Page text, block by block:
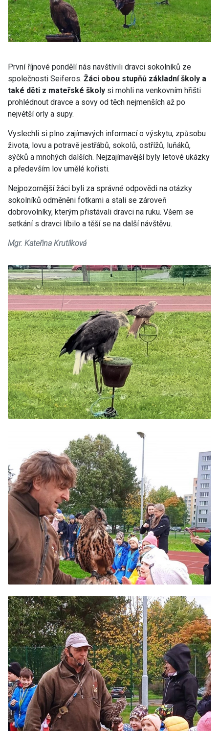
První říjnové pondělí nás navštívili dravci sokolníků ze
společnosti Seiferos. Žáci obou stupňů základní školy a
také děti z mateřské školy si mohli na venkovním hřišti
prohlédnout dravce a sovy od těch nejmenších až po
největší orly a supy.
Vyslechli si plno zajímavých informací o výskytu, způsobu
života, lovu a potravě jestřábů, sokolů, ostřížů, luňáků,
sýčků a mnohých dalších. Nejzajímavější byly letové ukázky
a především lov umělé kořisti.
Nejpozornější žáci byli za správné odpovědi na otázky
sokolníků odměněni fotkami a stali se zároveň
dobrovolníky, kterým přistávali dravci na ruku. Všem se
setkání s dravci líbilo a těší se na další návštěvu.
Mgr. Kateřina Krutílková